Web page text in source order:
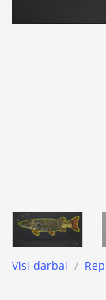
Visi darbai /